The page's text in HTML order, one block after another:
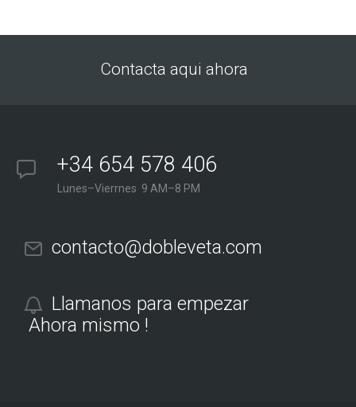
Contacta aqui ahora
+34 654 578 406
Lunes–Vierrnes 9 AM–8 PM
contacto@dobleveta.com
Llamanos para empezar
Ahora mismo !